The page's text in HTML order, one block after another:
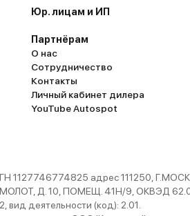
«Пап, ты нас на
пластик в салоне
покупки он
рук. Теперь в
как в
чтобы включить
будто
только ТО раз в 10
из пяти
Юр. лицам и ИП
Партнёрам
О нас
Сотрудничество
Контакты
Личный кабинет дилера
YouTube Autospot
1127746774825 адрес 111250,
Д. 10, ПОМЕЩ. 41Н/9, ОКВЭД 62.0)
деятельности (код): 2.01.